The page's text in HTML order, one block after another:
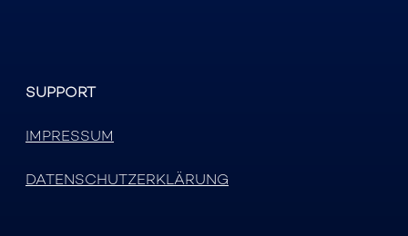
SUPPORT
IMPRESSUM
DATENSCHUTZERKLÄRUNG